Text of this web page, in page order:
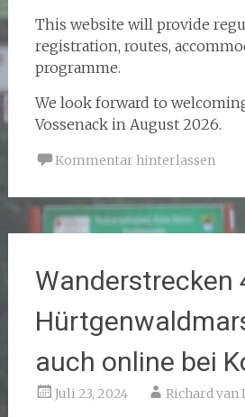
This website will provide
registration, routes,
programme.
We look forward to
Vossenack in August 2026.
Kommentar hinterlassen
Wanderstrecken
auch online bei
Juli 23, 2024 Richard van